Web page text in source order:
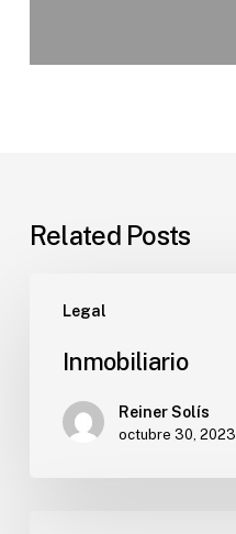
Related Posts
Legal
Inmobiliario
Reiner Solís
octubre 30, 2023